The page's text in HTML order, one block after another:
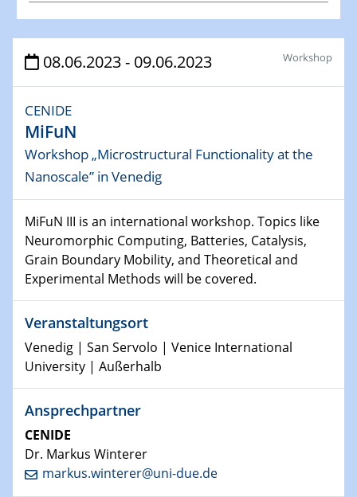
Veranstaltungen
SFB/TRR 247 Seminar
10.01.2023
SFB 1242 Kolloquium
Physikalisches Kolloquium
18.01.2023
Physikalisches Kolloquium
18.01.2023
GDCh Kolloquium
20.01.2023
25.01.2023
Physikalisches Kolloquium
Physics of light-matter interaction in stars
08.06.2023 - 09.06.2023 Workshop
CENIDE
MiFuN
Workshop „Microstructural Functionality at the
Nanoscale” in Venedig
MiFuN III is an international workshop. Topics like
Neuromorphic Computing, Batteries, Catalysis,
Grain Boundary Mobility, and Theoretical and
Experimental Methods will be covered.
Veranstaltungsort
Venedig | San Servolo | Venice International
University | Außerhalb
Ansprechpartner
CENIDE
Dr. Markus Winterer
markus.winterer@uni-due.de